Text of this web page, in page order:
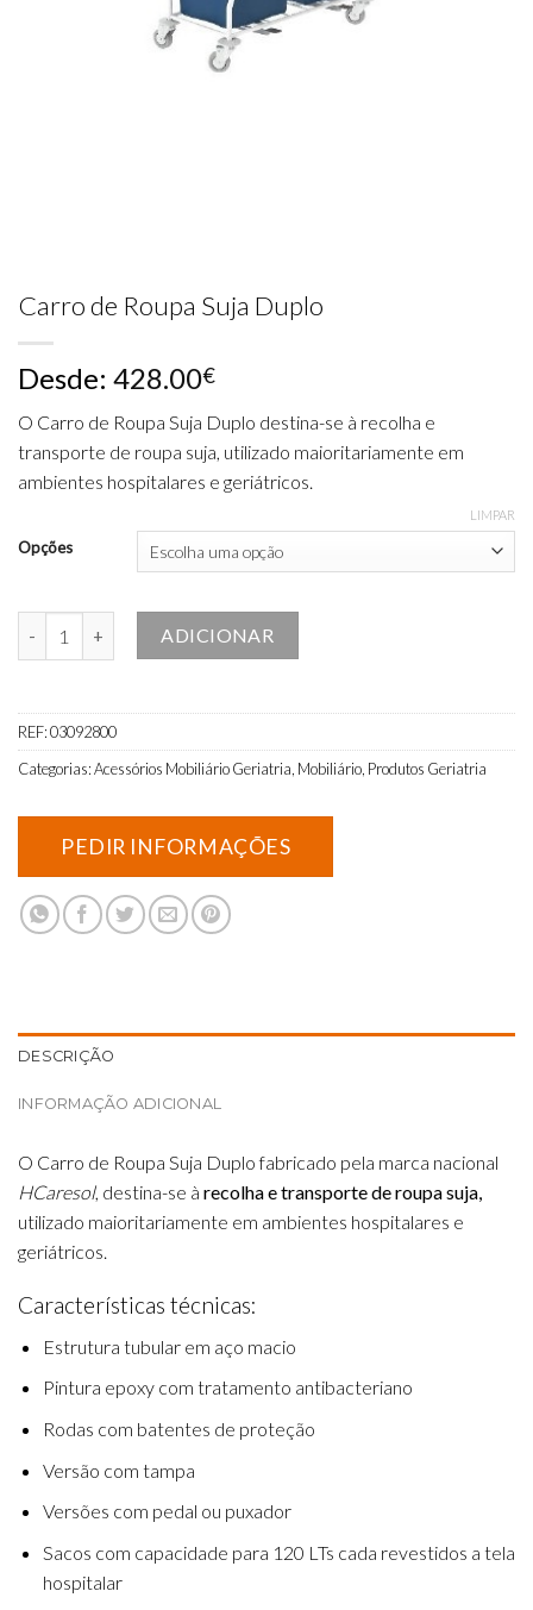
Carro de Roupa Suja Duplo
Desde: 428.00€
O Carro de Roupa Suja Duplo destina-se à recolha e
transporte de roupa suja, utilizado maioritariamente em
ambientes hospitalares e geriátricos.
Opções
LIMPAR
Quantidade de Carro de Roupa Suja Duplo
ADICIONAR
REF:03092800
Categorias:Acessórios Mobiliário Geriatria, Mobiliário, Produtos Geriatria
DESCRIÇÃO
INFORMAÇÃO ADICIONAL
O Carro de Roupa Suja Duplo fabricado pela marca nacional
HCaresol, destina-se à recolha e transporte de roupa suja,
utilizado maioritariamente em ambientes hospitalares e
geriátricos.
Características técnicas:
Estrutura tubular em aço macio
Pintura epoxy com tratamento antibacteriano
Rodas com batentes de proteção
Versão com tampa
Versões com pedal ou puxador
Sacos com capacidade para 120 LTs cada revestidos a tela
hospitalar